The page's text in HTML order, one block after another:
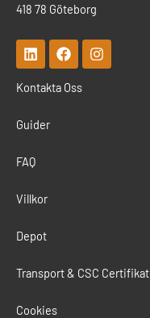
418 78 Göteborg
L
i
k
d
i
F
a
e
I
n
Kontakta Oss
Guider
FAQ
Villkor
Depot
Transport & CSC Certifikat
Cookies